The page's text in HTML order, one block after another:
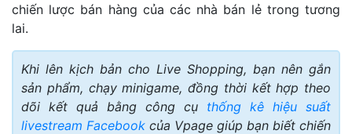
chiến lược bán hàng của các nhà bán lẻ trong tương
lai.
Khi lên kịch bản cho Live Shopping, bạn nên gắn
sản phẩm, chạy minigame, đồng thời kết hợp theo
dõi kết quả bằng công cụ thống kê hiệu suất
livestream Facebook của Vpage giúp bạn biết chiến